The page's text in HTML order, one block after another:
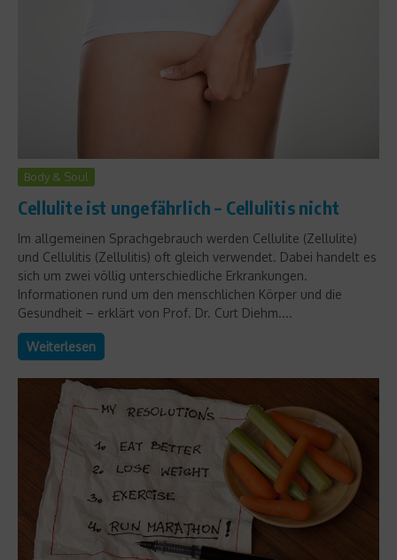
Body & Soul
Cellulite ist ungefährlich – Cellulitis nicht
Im allgemeinen Sprachgebrauch werden Cellulite (Zellulite)
und Cellulitis (Zellulitis) oft gleich verwendet. Dabei handelt es
sich um zwei völlig unterschiedliche Erkrankungen.
Informationen rund um den menschlichen Körper und die
Gesundheit – erklärt von Prof. Dr. Curt Diehm....
Weiterlesen